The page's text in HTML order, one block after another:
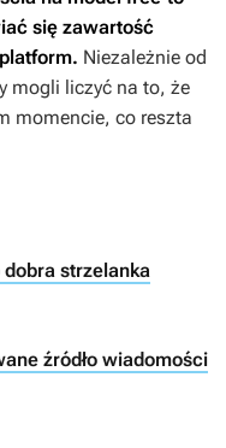
się zawartość
Niezależnie od
mogli liczyć na to, że
momencie, co reszta
dobra strzelanka
źródło wiadomości